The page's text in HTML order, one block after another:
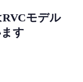
スモデル
聴、モデル詳細、
は +12)に設定する
RVCモデル
す